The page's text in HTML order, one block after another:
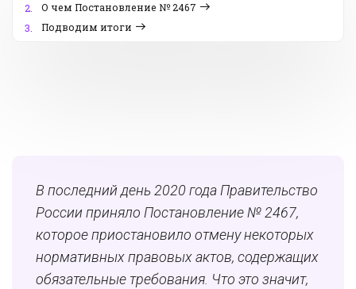
2.
О чем Постановление № 2467
3.
Подводим итоги
В последний день 2020 года Правительство
России приняло Постановление № 2467,
которое приостановило отмену некоторых
нормативных правовых актов, содержащих
обязательные требования. Что это значит,